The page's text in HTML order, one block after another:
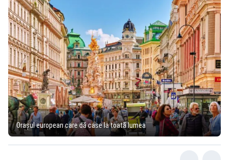
Orașul european care dă case la toată lumea